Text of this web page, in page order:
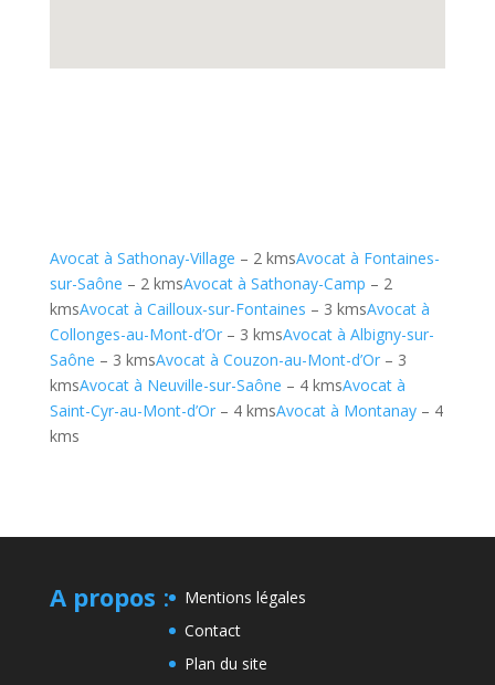
Avocat à Sathonay-Village – 2 kmsAvocat à Fontaines-
sur-Saône – 2 kmsAvocat à Sathonay-Camp – 2
kmsAvocat à Cailloux-sur-Fontaines – 3 kmsAvocat à
Collonges-au-Mont-d’Or– 3 kmsAvocat à Albigny-sur-
Saône – 3 kmsAvocat à Couzon-au-Mont-d’Or– 3
kmsAvocat à Neuville-sur-Saône – 4 kmsAvocat à
Saint-Cyr-au-Mont-d’Or– 4 kmsAvocat à Montanay– 4
kms
A propos :
Mentions légales
Contact
Plan du site